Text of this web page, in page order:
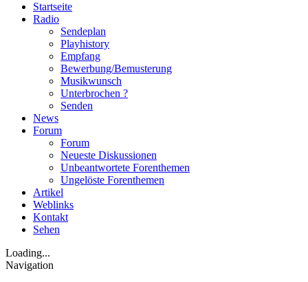
Startseite
Radio
Sendeplan
Playhistory
Empfang
Bewerbung/Bemusterung
Musikwunsch
Unterbrochen ?
Senden
News
Forum
Forum
Neueste Diskussionen
Unbeantwortete Forenthemen
Ungelöste Forenthemen
Artikel
Weblinks
Kontakt
Sehen
Loading...
Navigation